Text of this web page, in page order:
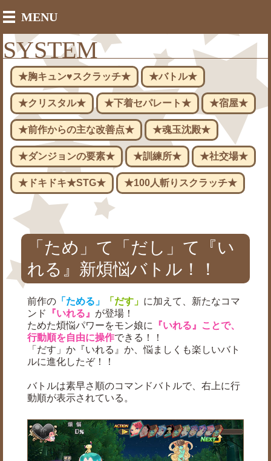
MENU
SYSTEM
★胸キュン♥スクラッチ★ ★バトル★
★クリスタル★ ★下着セパレート★ ★宿屋★
★前作からの主な改善点★ ★魂玉沈殿★
★ダンジョンの要素★ ★訓練所★ ★社交場★
★ドキドキ★STG★ ★100人斬りスクラッチ★
「ため」て「だし」て『い
れる』新煩悩バトル！！
前作の 「ためる」 「だす」 に加えて、新たなコマ
ンド
『いれる』 が登場！
ためた煩悩パワーをモン娘に
『いれる』ことで、
行動順を自由に操作できる！！
「だす」か『いれる』か、悩ましくも楽しいバト
ルに進化したぞ！！
バトルは素早さ順のコマンドバトルで、右上に行
動順が表示されている。